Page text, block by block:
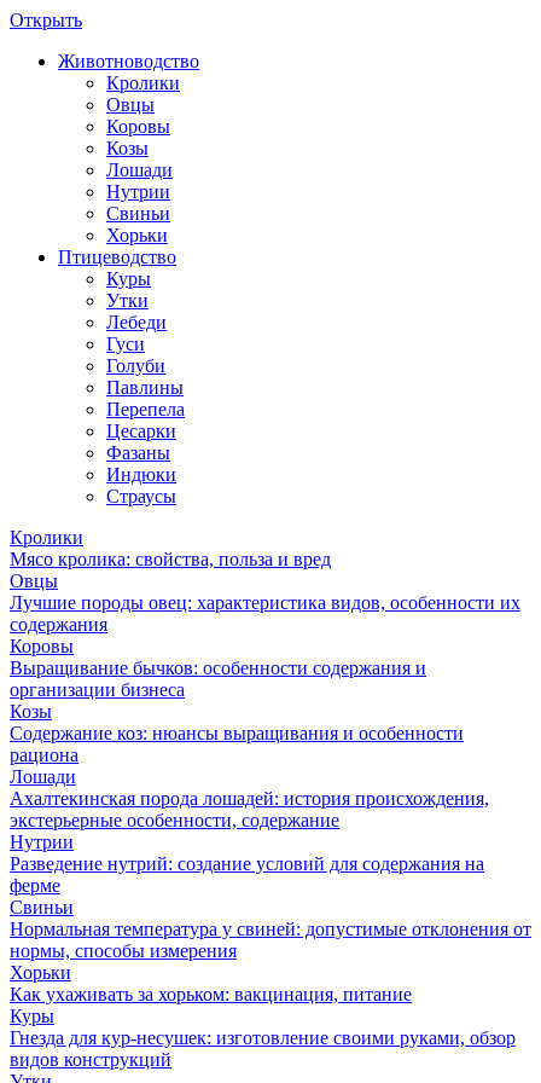
Открыть
Животноводство
Кролики
Овцы
Коровы
Козы
Лошади
Нутрии
Свиньи
Хорьки
Птицеводство
Куры
Утки
Лебеди
Гуси
Голуби
Павлины
Перепела
Цесарки
Фазаны
Индюки
Страусы
Кролики
Мясо кролика: свойства, польза и вред
Овцы
Лучшие породы овец: характеристика видов, особенности их
содержания
Коровы
Выращивание бычков: особенности содержания и
организации бизнеса
Козы
Содержание коз: нюансы выращивания и особенности
рациона
Лошади
Ахалтекинская порода лошадей: история происхождения,
экстерьерные особенности, содержание
Нутрии
Разведение нутрий: создание условий для содержания на
ферме
Свиньи
Нормальная температура у свиней: допустимые отклонения от
нормы, способы измерения
Хорьки
Как ухаживать за хорьком: вакцинация, питание
Куры
Гнезда для кур-несушек: изготовление своими руками, обзор
видов конструкций